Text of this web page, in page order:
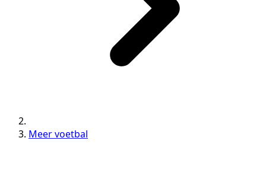
Meer voetbal